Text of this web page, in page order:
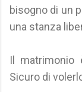
bisogno di un
una stanza
Il matrimonio
Sicuro di